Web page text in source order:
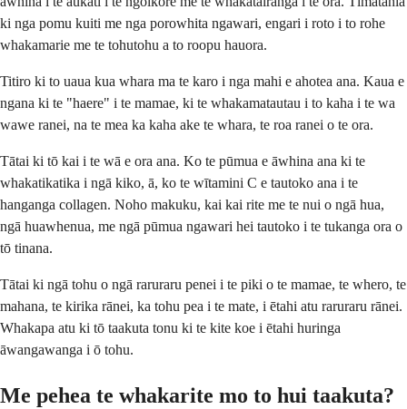
ki nga pomu kuiti me nga porowhita ngawari, engari i roto i to rohe
whakamarie me te tohutohu a to roopu hauora.
Titiro ki to uaua kua whara ma te karo i nga mahi e ahotea ana. Kaua e
ngana ki te "haere" i te mamae, ki te whakamatautau i to kaha i te wa
wawe ranei, na te mea ka kaha ake te whara, te roa ranei o te ora.
Tātai ki tō kai i te wā e ora ana. Ko te pūmua e āwhina ana ki te
whakatikatika i ngā kiko, ā, ko te wītamini C e tautoko ana i te
hanganga collagen. Noho makuku, kai kai rite me te nui o ngā hua,
ngā huawhenua, me ngā pūmua ngawari hei tautoko i te tukanga ora o
tō tinana.
Tātai ki ngā tohu o ngā raruraru penei i te piki o te mamae, te whero, te
mahana, te kirika rānei, ka tohu pea i te mate, i ētahi atu raruraru rānei.
Whakapa atu ki tō taakuta tonu ki te kite koe i ētahi huringa
āwangawanga i ō tohu.
Me pehea te whakarite mo to hui taakuta?